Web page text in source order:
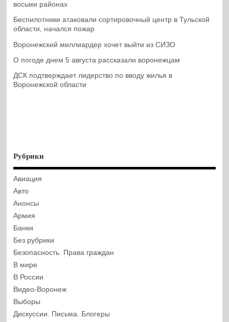
восьми районах
Беспилотники атаковали сортировочный центр в Тульской
области, начался пожар
Воронежский миллиардер хочет выйти из СИЗО
О погоде днем 5 августа рассказали воронежцам
ДСК подтверждает лидерство по вводу жилья в
Воронежской области
Рубрики
Авиация
Авто
Анонсы
Армия
Банки
Без рубрики
Безопасность. Права граждан
В мире
В России
Видео-Воронеж
Выборы
Дискуссии. Письма. Блогеры